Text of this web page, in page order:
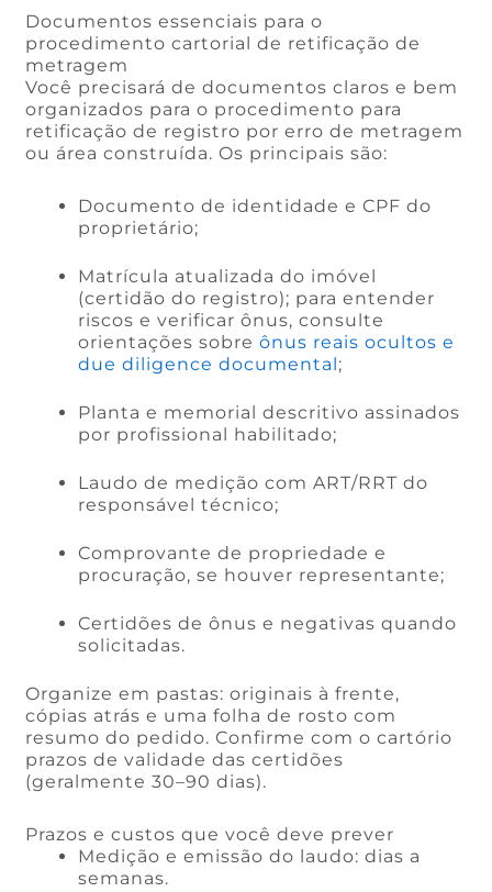
Documentos essenciais para o
procedimento cartorial de retificação de
metragem
Você precisará de documentos claros e bem
organizados para o procedimento para
retificação de registro por erro de metragem
ou área construída. Os principais são:
Documento de identidade e CPF do
proprietário;
Matrícula atualizada do imóvel
(certidão do registro); para entender
riscos e verificar ônus, consulte
orientações sobreônus reais ocultos e
due diligence documental;
Planta e memorial descritivo assinados
por profissional habilitado;
Laudo de medição com ART/RRT do
responsável técnico;
Comprovante de propriedade e
procuração, se houver representante;
Certidões de ônus e negativas quando
solicitadas.
Organize em pastas: originais à frente,
cópias atrás e uma folha de rosto com
resumo do pedido. Confirme com o cartório
prazos de validade das certidões
(geralmente 30–90 dias).
Prazos e custos que você deve prever
Medição e emissão do laudo: dias a
semanas.